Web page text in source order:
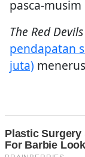
pasca-musim
The Red Devils
pendapatan
juta)